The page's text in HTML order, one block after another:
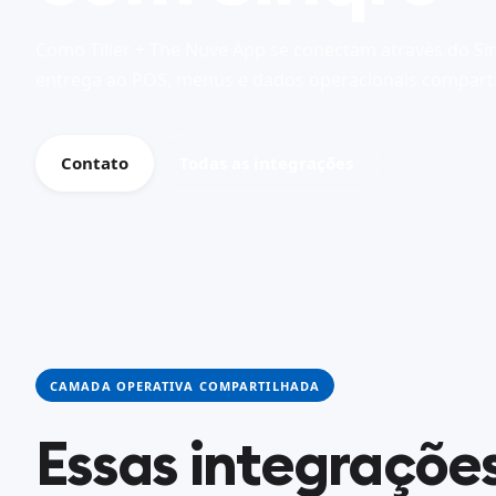
Contato
CAMADA OPERATIVA COMPARTILHADA
Essas